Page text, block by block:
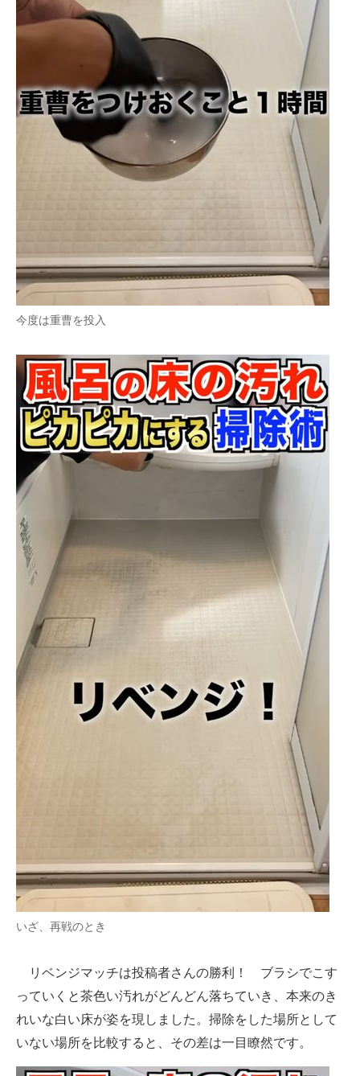
今度は重曹を投入
いざ、再戦のとき
リベンジマッチは投稿者さんの勝利！ ブラシでこす
っていくと茶色い汚れがどんどん落ちていき、本来のき
れいな白い床が姿を現しました。掃除をした場所として
いない場所を比較すると、その差は一目瞭然です。